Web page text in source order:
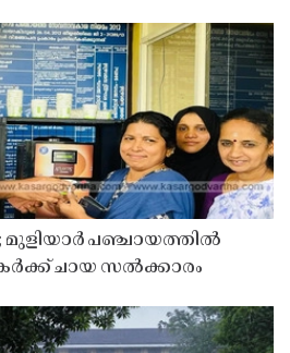
പഞ്ചായത്തിൽ
ചായ സൽക്കാരം